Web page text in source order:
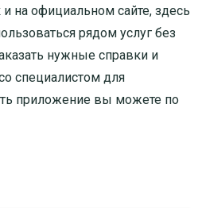
на официальном сайте, здесь
рядом услуг без
нужные справки и
специалистом для
приложение вы можете по